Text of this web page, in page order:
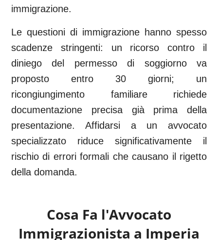
immigrazione.
Le questioni di immigrazione hanno spesso
scadenze stringenti: un ricorso contro il
diniego del permesso di soggiorno va
proposto entro 30 giorni; un
ricongiungimento familiare richiede
documentazione precisa già prima della
presentazione. Affidarsi a un avvocato
specializzato riduce significativamente il
rischio di errori formali che causano il rigetto
della domanda.
Cosa Fa l'Avvocato
Immigrazionista a Imperia